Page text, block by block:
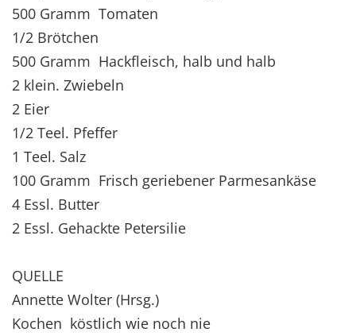
500 Gramm Tomaten
1/2 Brötchen
500 Gramm Hackfleisch, halb und halb
2 klein. Zwiebeln
2 Eier
1/2 Teel. Pfeffer
1 Teel. Salz
100 Gramm Frisch geriebener Parmesankäse
4 Essl. Butter
2 Essl. Gehackte Petersilie
QUELLE
Annette Wolter (Hrsg.)
Kochen köstlich wie noch nie